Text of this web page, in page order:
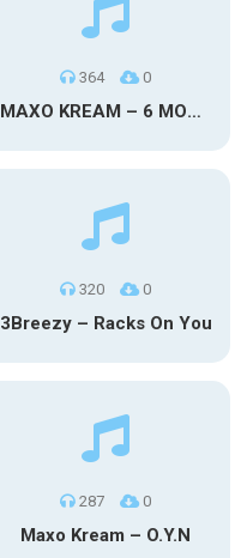
364 0
MAXO KREAM – 6 MONTHS CLEAN
320 0
3Breezy – Racks On You
287 0
Maxo Kream – O.Y.N